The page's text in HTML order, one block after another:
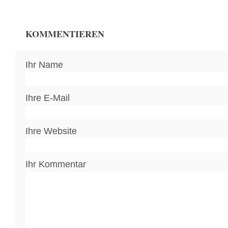
KOMMENTIEREN
Ihr Name
Ihre E-Mail
Ihre Website
Ihr Kommentar